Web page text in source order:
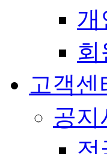
개
회
고객센
공지